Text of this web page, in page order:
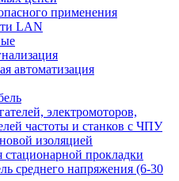
применения
LAN
автоматизация
электромоторов,
частоты и станков с ЧПУ
изоляцией
стационарной прокладки
среднего напряжения (6-30